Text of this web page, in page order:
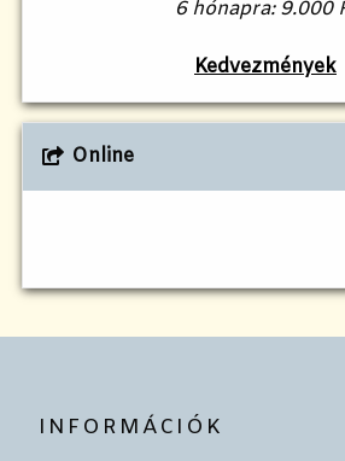
6 hónapra: 9.000
Kedvezmények
Online
INFORMÁCIÓK